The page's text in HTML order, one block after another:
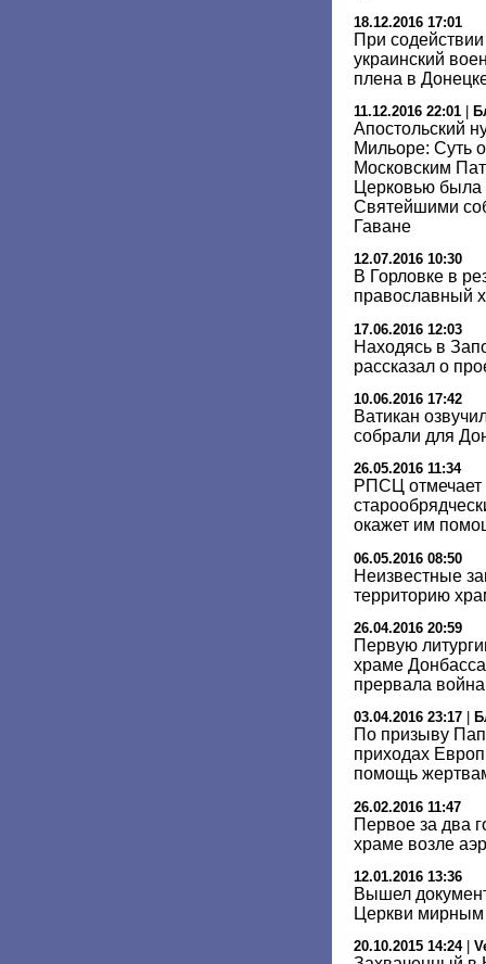
18.12.2016 17:01
При
украинский
плена в
11.12.2016 22:01
Апостольский
Мильоре: Суть
Московским
Церковью
Святейшими
Гаване
12.07.2016 10:30
В Горловке в
православный
17.06.2016 12:03
Находясь в
рассказал о
10.06.2016 17:42
Ватикан
собрали для
26.05.2016 11:34
РПСЦ отмечает
окажет им
06.05.2016 08:50
Неизвестные
территорию
26.04.2016 20:59
Первую
храме
прервала война
03.04.2016 23:17
По призыву
приходах
помощь
26.02.2016 11:47
Первое за два
храме возле
12.01.2016 13:36
Вышел
Церкви
20.10.2015 14:24|